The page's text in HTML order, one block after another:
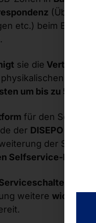
etc.) beim Einwurf
.
sie die Verteilung
um bis zu 50 %
für den
der DISEPO
der SCAN-
Selfservice-Point
weitere wichtige